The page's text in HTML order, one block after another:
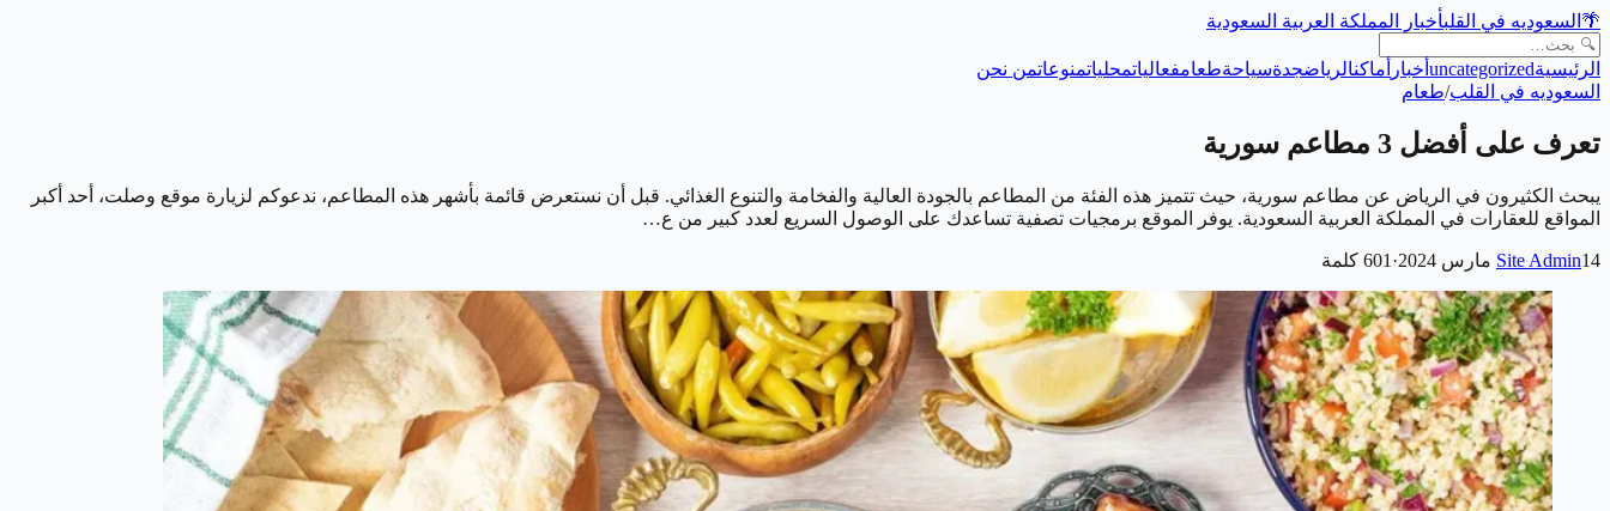
🌴 السعوديه في القلبأخبار المملكة العربية السعودية
الرئيسيةuncategorized أخبار أماكنالرياضجدةسياحةطعامفعالياتمحلياتمنوعاتمن نحن
السعوديه في القلب/طعام
تعرف على أفضل 3 مطاعم سورية
يبحث الكثيرون في الرياض عن مطاعم سورية، حيث تتميز هذه الفئة من المطاعم بالجودة العالية والفخامة والتنوع الغذائي. قبل أن نستعرض قائمة بأشهر هذه المطاعم، ندعوكم لزيارة موقع وصلت، أحد أكبر
المواقع للعقارات في المملكة العربية السعودية. يوفر الموقع برمجيات تصفية تساعدك على الوصول السريع لعدد كبير من ع…
Site Admin14 مارس 2024 ·
601 كلمة